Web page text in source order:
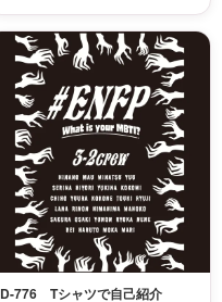
D-776 Tシャツで自己紹介